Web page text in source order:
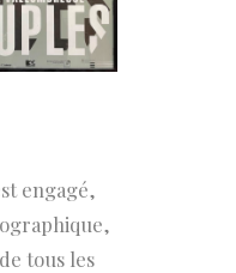
engagé,
tous les